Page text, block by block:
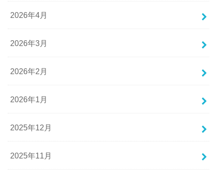
2026年4月
2026年3月
2026年2月
2026年1月
2025年12月
2025年11月